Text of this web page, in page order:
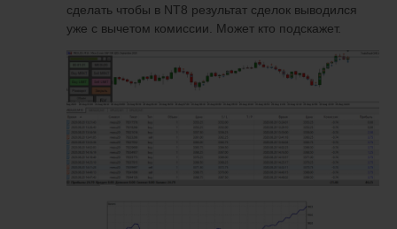
сделать чтобы в NT8 результат сделок выводился
уже с вычетом комиссии. Может кто подскажет.